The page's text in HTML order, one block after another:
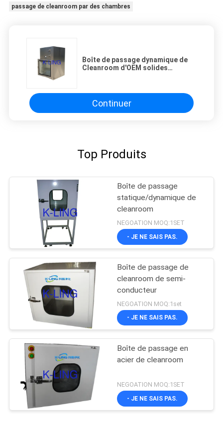
passage de cleanroom par des chambres
Boîte de passage dynamique de
Cleanroom d'OEM solides
logiciel
Continuer
Top Produits
Boîte de passage
statique/dynamique de
cleanroom
NEGOATION MOQ:1SET
- JE NE SAIS PAS.
Boîte de passage de
cleanroom de semi-
conducteur
NEGOATION MOQ:1set
- JE NE SAIS PAS.
Boîte de passage en
acier de cleanroom
NEGOATION MOQ:1SET
- JE NE SAIS PAS.